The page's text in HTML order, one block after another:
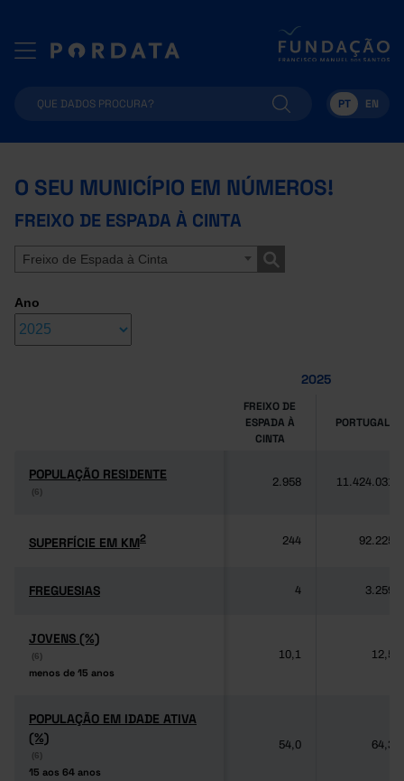
PT EN
O SEU MUNICÍPIO EM NÚMEROS!
FREIXO DE ESPADA À CINTA
Freixo de Espada à Cinta
Ano
2025
FREIXO DE
ESPADA À
CINTA
PORTUGAL
POPULAÇÃO RESIDENTE
(6)
POPULAÇÃO RESIDENTE
(6)
2.958 11.424.031
SUPERFÍCIE EM KM2
SUPERFÍCIE EM KM2 244 92.225
FREGUESIAS
FREGUESIAS 4 3.259
JOVENS (%)
(6)
menos de 15 anos
JOVENS (%)
(6)
menos de 15 anos
10,1 12,5
POPULAÇÃO EM IDADE ATIVA
(%)
(6)
15 aos 64 anos
POPULAÇÃO EM IDADE ATIVA
(%)
(6)
15 aos 64 anos
54,0 64,3